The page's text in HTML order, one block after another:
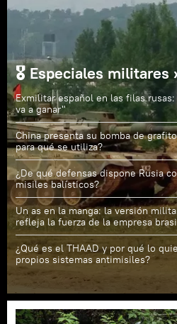
🎖️ Especiales militares ›
Exmilitar español en las filas
va a ganar"
China presenta su bomba de
para qué se utiliza?
¿De qué defensas dispone Rusia
misiles balísticos?
Un as en la manga: la versión
refleja la fuerza de la empresa
¿Qué es el THAAD y por qué lo
propios sistemas antimisiles?